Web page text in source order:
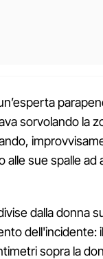
sorvolando la
alle sue spalle ad
dalla donna
dell'incidente: il
sopra la